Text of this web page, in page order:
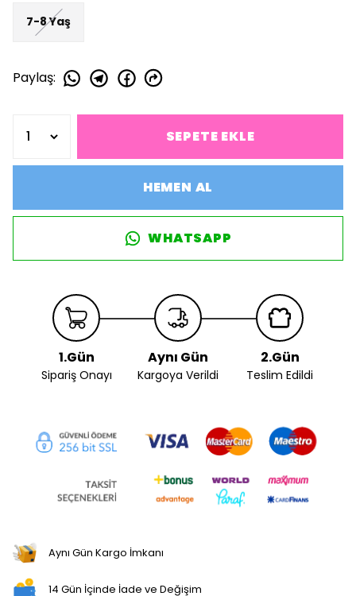
7-8 Yaş
Paylaş:
SEPETE EKLE
HEMEN AL
WHATSAPP
1.Gün
Sipariş Onayı
Aynı Gün
Kargoya Verildi
2.Gün
Teslim Edildi
Aynı Gün Kargo İmkanı
14 Gün İçinde İade ve Değişim